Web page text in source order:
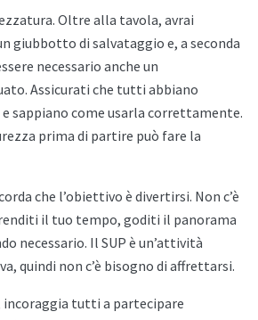
Oltre alla tavola, avrai
giubbotto di salvataggio e, a seconda
necessario anche un
Assicurati che tutti abbiano
sappiano come usarla correttamente.
prima di partire può fare la
che l’obiettivo è divertirsi. Non c’è
il tuo tempo, goditi il panorama
necessario. Il SUP è un’attività
quindi non c’è bisogno di affrettarsi.
incoraggia tutti a partecipare